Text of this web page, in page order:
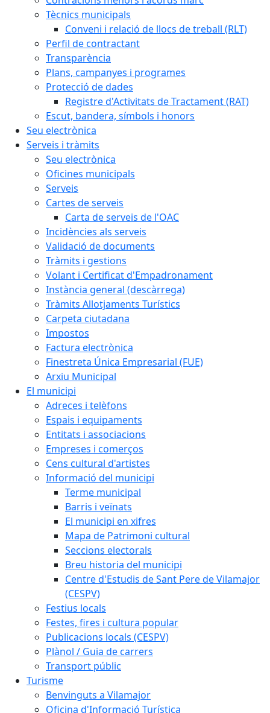
Tècnics municipals
Conveni i relació de llocs de treball (RLT)
Perfil de contractant
Transparència
Plans, campanyes i programes
Protecció de dades
Registre d'Activitats de Tractament (RAT)
Escut, bandera, símbols i honors
Seu electrònica
Serveis i tràmits
Seu electrònica
Oficines municipals
Serveis
Cartes de serveis
Carta de serveis de l'OAC
Incidències als serveis
Validació de documents
Tràmits i gestions
Volant i Certificat d'Empadronament
Instància general (descàrrega)
Tràmits Allotjaments Turístics
Carpeta ciutadana
Impostos
Factura electrònica
Finestreta Única Empresarial (FUE)
Arxiu Municipal
El municipi
Adreces i telèfons
Espais i equipaments
Entitats i associacions
Empreses i comerços
Cens cultural d'artistes
Informació del municipi
Terme municipal
Barris i veïnats
El municipi en xifres
Mapa de Patrimoni cultural
Seccions electorals
Breu historia del municipi
Centre d'Estudis de Sant Pere de Vilamajor
(CESPV)
Festius locals
Festes, fires i cultura popular
Publicacions locals (CESPV)
Plànol / Guia de carrers
Transport públic
Turisme
Benvinguts a Vilamajor
Oficina d'Informació Turística